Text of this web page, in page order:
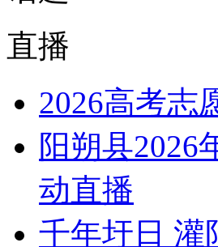
直播
2026高考志
阳朔县2026
动直播
千年圩日 灌